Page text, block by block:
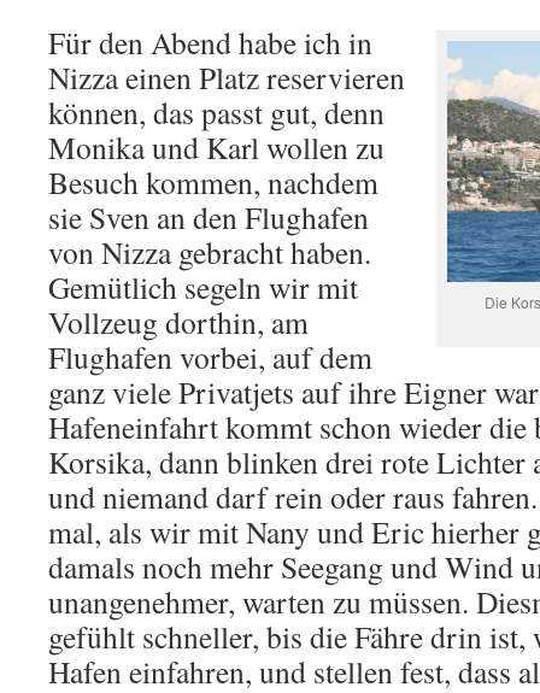
Die
Für den Abend habe ich in
Nizza einen Platz reservieren
können, das passt gut, denn
Monika und Karl wollen zu
Besuch kommen, nachdem
sie Sven an den Flughafen
von Nizza gebracht haben.
Gemütlich segeln wir mit
Vollzeug dorthin, am
Flughafen vorbei, auf dem
ganz viele Privatjets auf ihre Eigner
Hafeneinfahrt kommt schon wieder die
Korsika, dann blinken drei rote Lichter
und niemand darf rein oder raus
mal, als wir mit Nany und Eric hierher
damals noch mehr Seegang und Wind
unangenehmer, warten zu müssen.
gefühlt schneller, bis die Fähre drin
Hafen einfahren, und stellen fest, dass